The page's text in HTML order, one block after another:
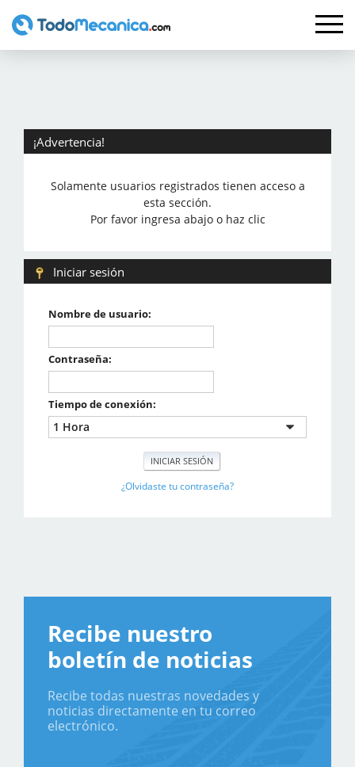
¡Advertencia!
Solamente usuarios registrados tienen acceso a
esta sección.
Por favor ingresa abajo o haz clic
Iniciar sesión
Nombre de usuario:
Contraseña:
Tiempo de conexión:
¿Olvidaste tu contraseña?
Recibe nuestro
boletín de noticias
Recibe todas nuestras novedades y
noticias directamente en tu correo
electrónico.